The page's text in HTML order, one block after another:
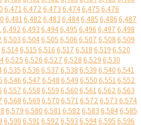
6,4716,4726,4736,4746,4756,476
6,4816,4826,4836,4846,4856,4866,487
6,4926,4936,4946,4956,4966,4976,498
6,5036,5046,5056,5066,5076,5086,509
6,5146,5156,5166,5176,5186,5196,520
6,5256,5266,5276,5286,5296,530
6,5356,5366,5376,5386,5396,5406,541
6,5466,5476,5486,5496,5506,5516,552
6,5576,5586,5596,5606,5616,5626,563
6,5686,5696,5706,5716,5726,5736,574
6,5796,5806,5816,5826,5836,5846,585
6,5906,5916,5926,5936,5946,5956,596